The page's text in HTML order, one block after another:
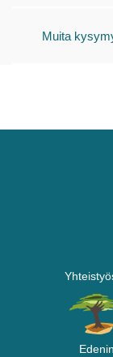
Muita
Edenin